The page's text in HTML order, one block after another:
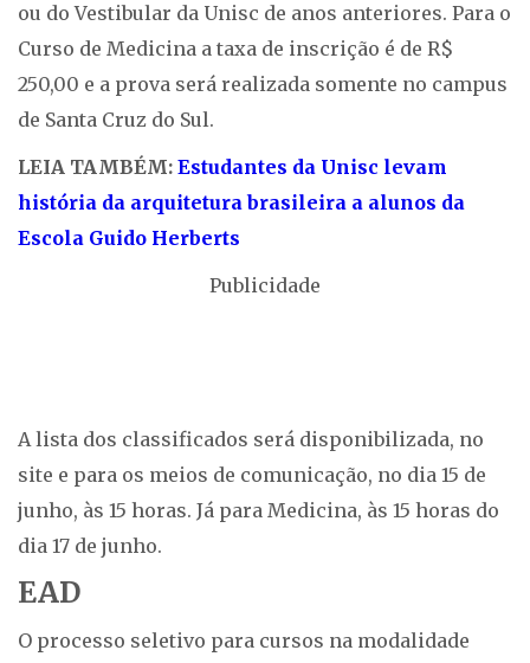
ou do Vestibular da Unisc de anos anteriores. Para o
Curso de Medicina a taxa de inscrição é de R$
250,00 e a prova será realizada somente no campus
de Santa Cruz do Sul.
LEIA TAMBÉM: Estudantes da Unisc levam
história da arquitetura brasileira a alunos da
Escola Guido Herberts
Publicidade
A lista dos classificados será disponibilizada, no
site e para os meios de comunicação, no dia 15 de
junho, às 15 horas. Já para Medicina, às 15 horas do
dia 17 de junho.
EAD
O processo seletivo para cursos na modalidade